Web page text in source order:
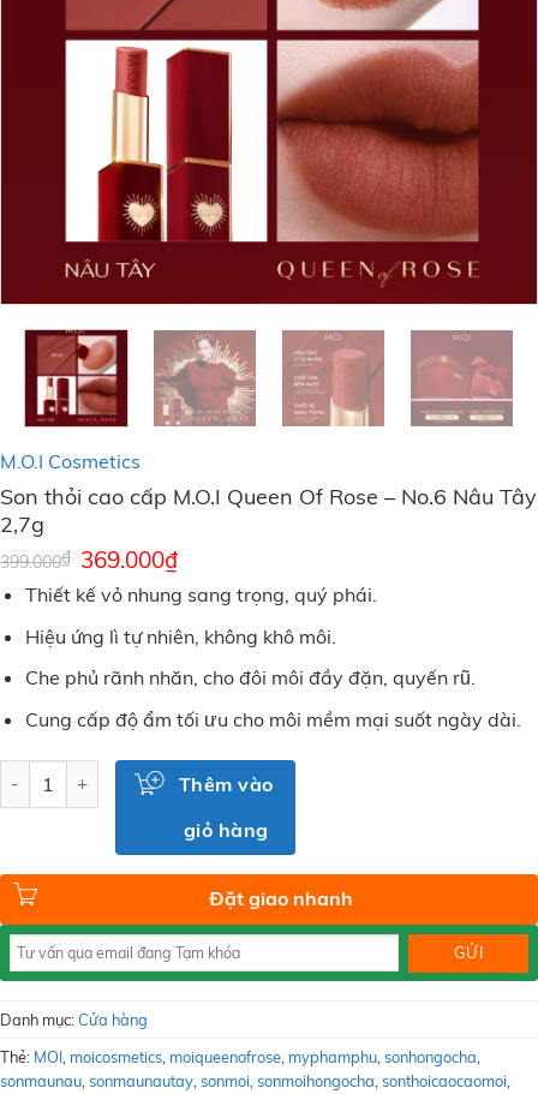
M.O.I Cosmetics
Son thỏi cao cấp M.O.I Queen Of Rose – No.6 Nâu Tây
2,7g
399.000₫ Giá
gốc
là:
399.000₫.
369.000₫Giá
tại
là:
Thiết kế vỏ nhung sang trọng, quý phái.
Hiệu ứng lì tự nhiên, không khô môi.
Che phủ rãnh nhăn, cho đôi môi đầy đặn, quyến rũ.
Cung cấp độ ẩm tối ưu cho môi mềm mại suốt ngày dài.
Thêm vào
giỏ hàng
Đặt giao nhanh
Danh mục:Cửa hàng
Thẻ: MOI, moicosmetics, moiqueenofrose, myphamphu,sonhongocha,
sonmaunau,sonmaunautay,sonmoi,sonmoihongocha,sonthoicaocaomoi,